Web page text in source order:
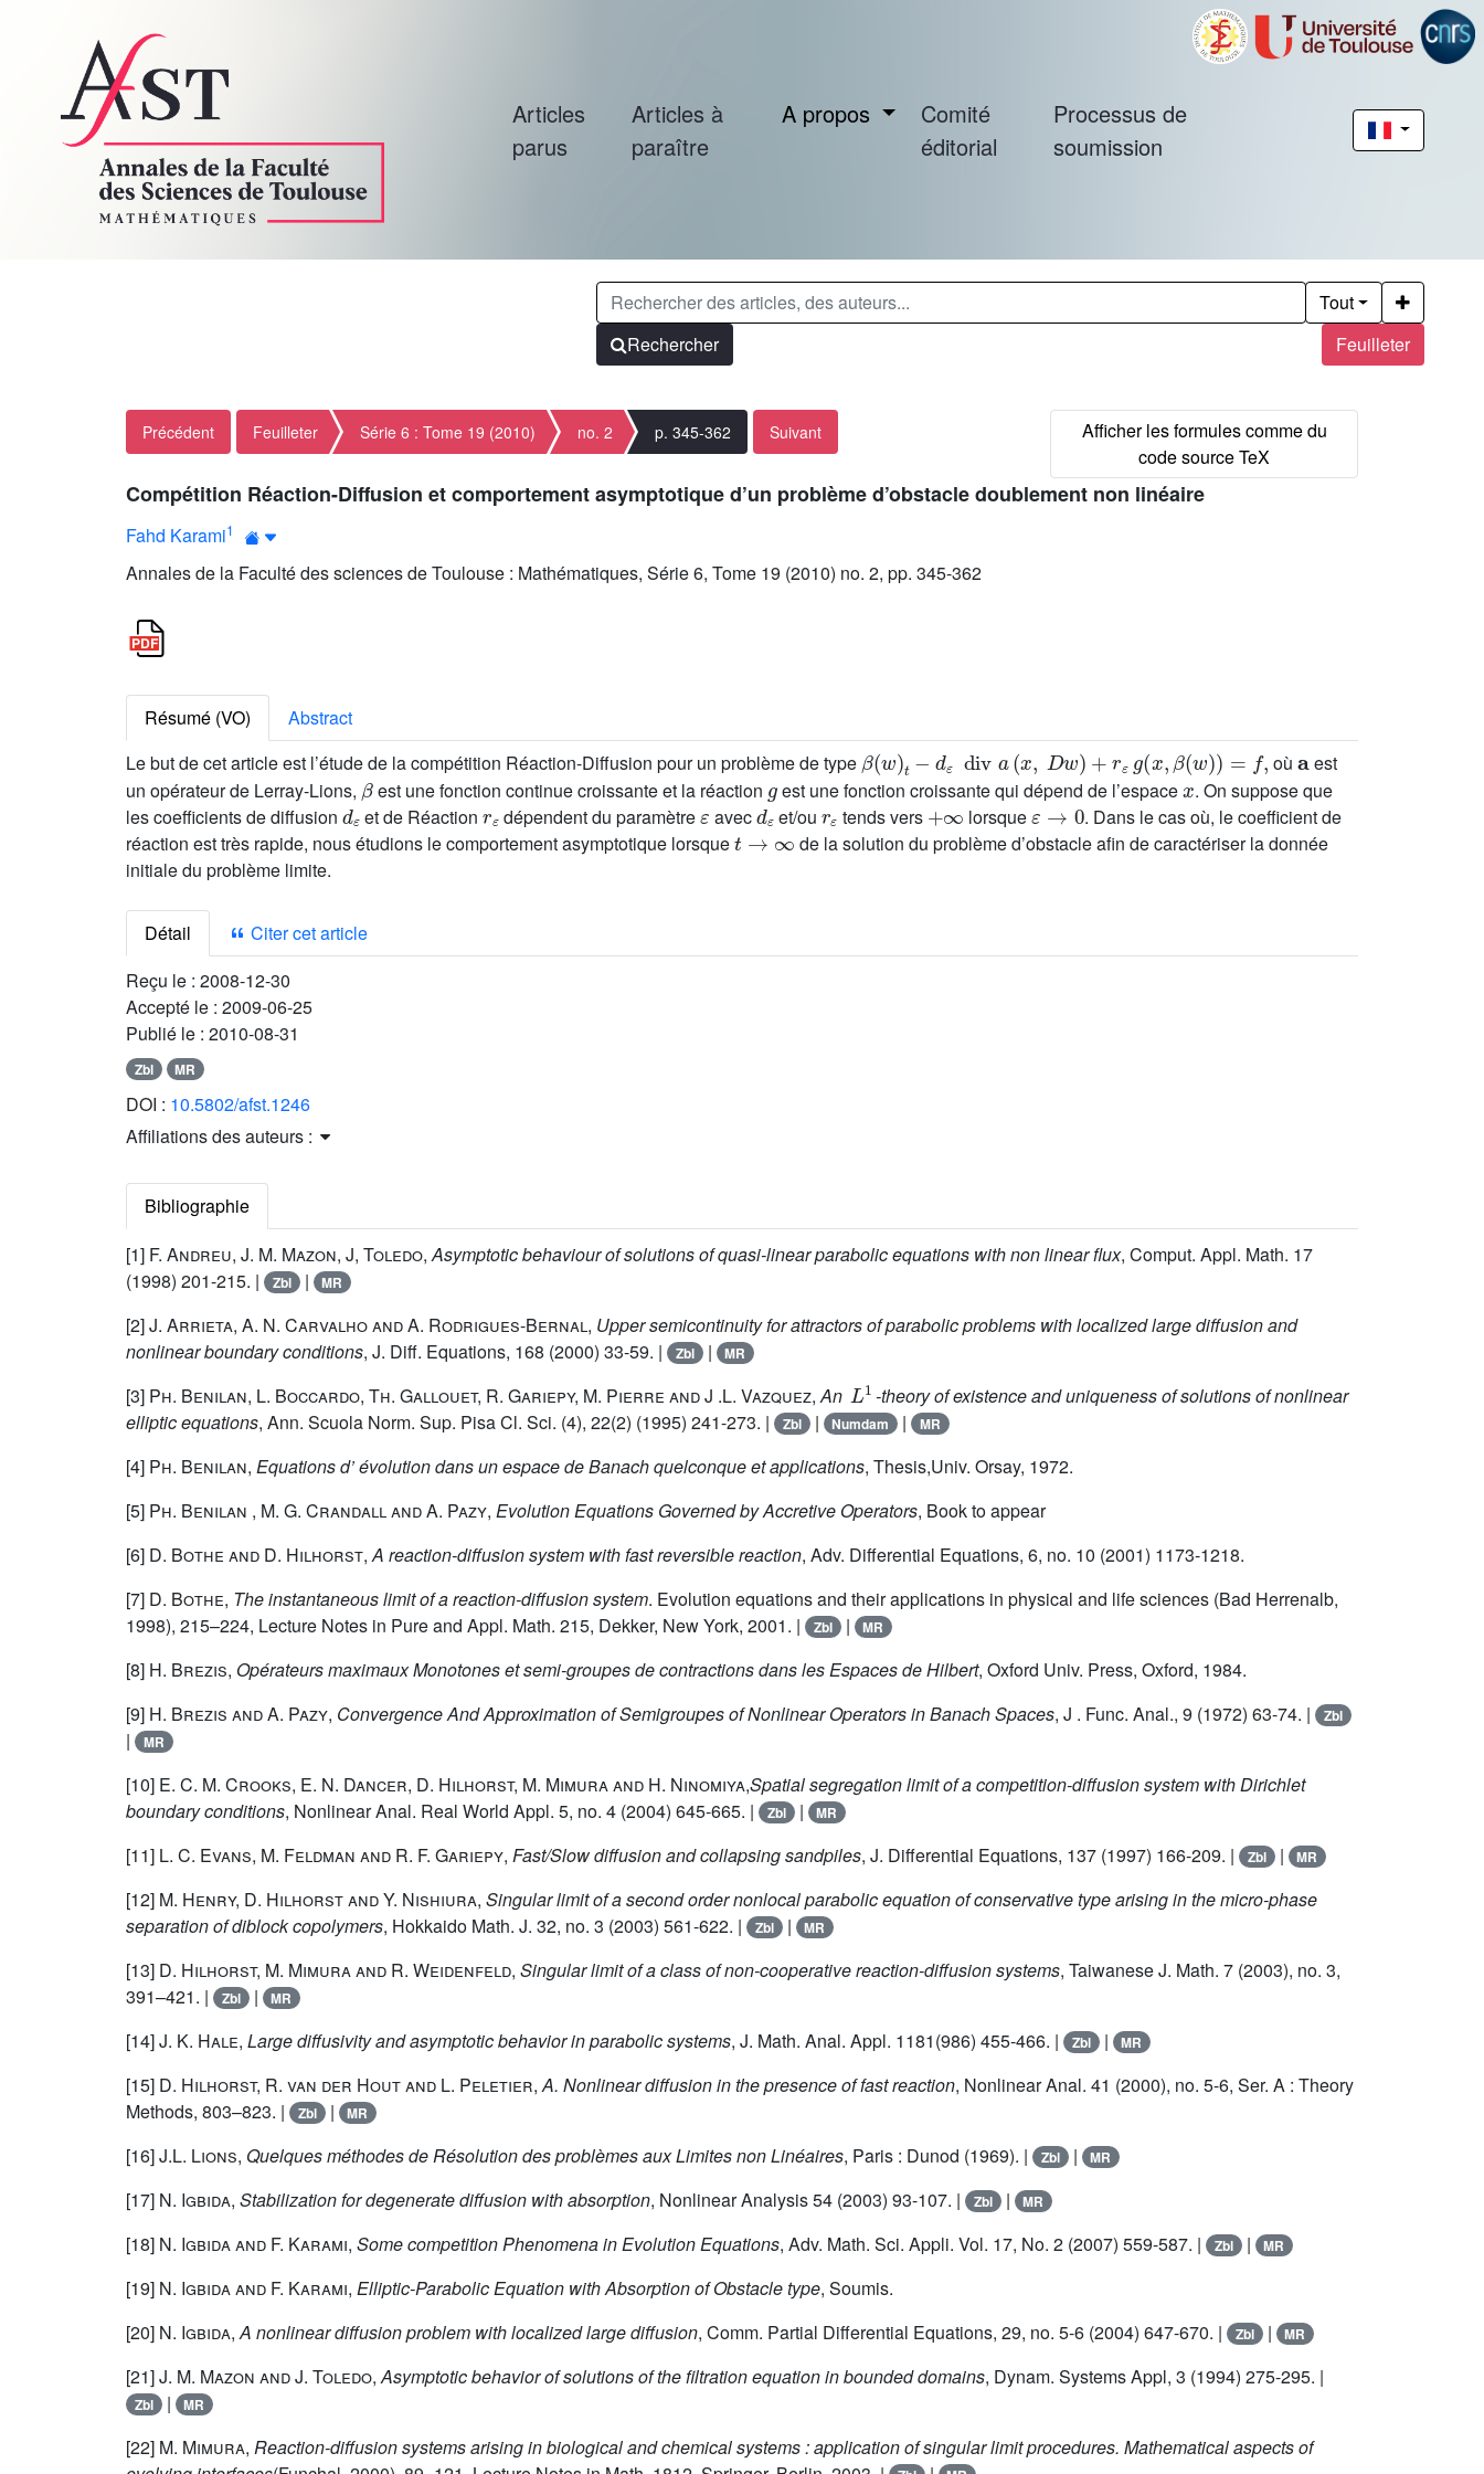
Articles
parus
Articles à
paraître
A propos
Comité
éditorial
Processus de
soumission
Feuilleter
Tout
Rechercher
Précédent Feuilleter Série 6 : Tome 19 (2010) no. 2 p. 345-362 Suivant
Compétition Réaction-Diffusion et comportement asymptotique d’un problème d’obstacle doublement non linéaire
Fahd Karami1
Annales de la Faculté des sciences de Toulouse : Mathématiques, Série 6, Tome 19 (2010) no. 2, pp. 345-362
Résumé (VO)
Abstract
Le but de cet article est l’étude de la compétition Réaction-Diffusion pour un problème de type
β(w)t-dεdiva(x,Dw)+rεgx,β(w)=f,
où
a
est
un opérateur de Lerray-Lions,
β
est une fonction continue croissante et la réaction
g
est une fonction croissante qui dépend de l’espace
x
. On suppose que
les coefficients de diffusion
dε
et de Réaction
rε
dépendent du paramètre
ε
avec
dε
et/ou
rε
tends vers
+∞
lorsque
ε→0
. Dans le cas où, le coefficient de
réaction est très rapide, nous étudions le comportement asymptotique lorsque
t→∞
de la solution du problème d’obstacle afin de caractériser la donnée
initiale du problème limite.
Détail
Citer cet article
Reçu le : 2008-12-30
Accepté le : 2009-06-25
Publié le : 2010-08-31
Zbl MR
DOI : 10.5802/afst.1246
Affiliations des auteurs :
Bibliographie
[1] F. Andreu, J. M. Mazon, J, Toledo,Asymptotic behaviour of solutions of quasi-linear parabolic equations with non linear flux, Comput. Appl. Math. 17
(1998) 201-215. |
Zbl | MR
[2]J. Arrieta, A. N. Carvalho and A. Rodrigues-Bernal, Upper semicontinuity for attractors of parabolic problems with localized large diffusion and
nonlinear boundary conditions, J. Diff. Equations, 168 (2000) 33-59. | Zbl | MR
[3] Ph. Benilan, L. Boccardo, Th. Gallouet, R. Gariepy, M. Pierre and J .L. Vazquez,An
1
-theory of existence and uniqueness of solutions of nonlinear
elliptic equations, Ann. Scuola Norm. Sup. Pisa Cl. Sci. (4), 22(2) (1995) 241-273. | Zbl | Numdam | MR
[4] Ph. Benilan, Equations d’ évolution dans un espace de Banach quelconque et applications, Thesis,Univ. Orsay, 1972.
[5] Ph. Benilan , M. G. Crandall and A. Pazy, Evolution Equations Governed by Accretive Operators, Book to appear
[6] D. Bothe and D. Hilhorst,A reaction-diffusion system with fast reversible reaction, Adv. Differential Equations, 6, no. 10 (2001) 1173-1218.
[7] D. Bothe, The instantaneous limit of a reaction-diffusion system. Evolution equations and their applications in physical and life sciences (Bad Herrenalb,
1998), 215–224, Lecture Notes in Pure and Appl. Math. 215, Dekker, New York, 2001. |
Zbl | MR
[8] H. Brezis, Opérateurs maximaux Monotones et semi-groupes de contractions dans les Espaces de Hilbert, Oxford Univ. Press, Oxford, 1984.
[9] H. Brezis and A. Pazy, Convergence And Approximation of Semigroupes of Nonlinear Operators in Banach Spaces, J . Func. Anal., 9 (1972) 63-74. | Zbl
| MR
[10] E. C. M. Crooks, E. N. Dancer, D. Hilhorst, M. Mimura and H. Ninomiya,Spatial segregation limit of a competition-diffusion system with Dirichlet
boundary conditions, Nonlinear Anal. Real World Appl. 5, no. 4 (2004) 645-665. | Zbl | MR
[11] L. C. Evans, M. Feldman and R. F. Gariepy, Fast/Slow diffusion and collapsing sandpiles, J. Differential Equations, 137 (1997) 166-209. | Zbl | MR
[12] M. Henry, D. Hilhorst and Y. Nishiura, Singular limit of a second order nonlocal parabolic equation of conservative type arising in the micro-phase
separation of diblock copolymers, Hokkaido Math. J. 32, no. 3 (2003) 561-622. | Zbl | MR
[13] D. Hilhorst, M. Mimura and R. Weidenfeld, Singular limit of a class of non-cooperative reaction-diffusion systems, Taiwanese J. Math. 7 (2003), no. 3,
391–421. |
Zbl | MR
[14]J. K. Hale, Large diffusivity and asymptotic behavior in parabolic systems, J. Math. Anal. Appl. 1181(986) 455-466. | Zbl | MR
[15] D. Hilhorst, R. van der Hout and L. Peletier,A. Nonlinear diffusion in the presence of fast reaction, Nonlinear Anal. 41 (2000), no. 5-6, Ser. A : Theory
Methods, 803–823. |
Zbl | MR
[16]J.L. Lions, Quelques méthodes de Résolution des problèmes aux Limites non Linéaires, Paris : Dunod (1969). | Zbl | MR
[17] N. Igbida, Stabilization for degenerate diffusion with absorption, Nonlinear Analysis 54 (2003) 93-107. | Zbl | MR
[18] N. Igbida and F. Karami, Some competition Phenomena in Evolution Equations, Adv. Math. Sci. Appli. Vol. 17, No. 2 (2007) 559-587. | Zbl | MR
[19] N. Igbida and F. Karami, Elliptic-Parabolic Equation with Absorption of Obstacle type, Soumis.
[20] N. Igbida,A nonlinear diffusion problem with localized large diffusion, Comm. Partial Differential Equations, 29, no. 5-6 (2004) 647-670. | Zbl | MR
[21]J. M. Mazon and J. Toledo,Asymptotic behavior of solutions of the filtration equation in bounded domains, Dynam. Systems Appl, 3 (1994) 275-295. |
Zbl | MR
[22] M. Mimura, Reaction-diffusion systems arising in biological and chemical systems : application of singular limit procedures. Mathematical aspects of